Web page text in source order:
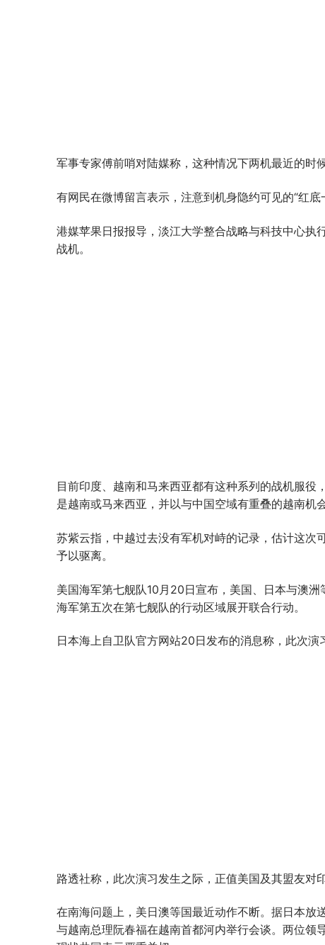
军事专家傅前哨对陆媒称，这种情况下两机最近的时
有网民在微博留言表示，注意到机身隐约可见的“红底
港媒苹果日报报导，淡江大学整合战略与科技中心
战机。
目前印度、越南和马来西亚都有这种系列的战机服役
是越南或马来西亚，并以与中国空域有重叠的越南机
苏紫云指，中越过去没有军机对峙的记录，估计这次
予以驱离。
美国海军第七舰队10月20日宣布，美国、日本与澳
海军第五次在第七舰队的行动区域展开联合行动。
日本海上自卫队官方网站20日发布的消息称，此次演
路透社称，此次演习发生之际，正值美国及其盟友对
在南海问题上，美日澳等国最近动作不断。据日本放
与越南总理阮春福在越南首都河内举行会谈。两位领